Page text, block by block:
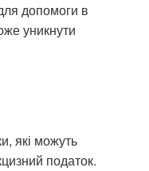
допомоги в
уникнути
які можуть
податок.